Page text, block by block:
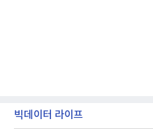
빅데이터 라이프